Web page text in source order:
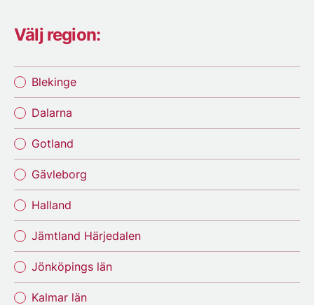
Välj region:
Blekinge
Dalarna
Gotland
Gävleborg
Halland
Jämtland Härjedalen
Jönköpings län
Kalmar län